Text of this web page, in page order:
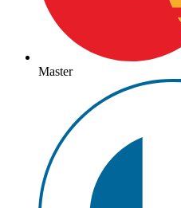
Master